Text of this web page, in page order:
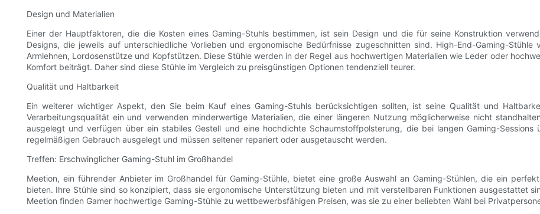
Design und Materialien
Einer der Hauptfaktoren, die die Kosten eines Gaming-Stuhls bestimmen, ist sein Design und die für seine Konstruktion
Designs, die jeweils auf unterschiedliche Vorlieben und ergonomische Bedürfnisse zugeschnitten sind. High-End-Gaming-
Armlehnen, Lordosenstütze und Kopfstützen. Diese Stühle werden in der Regel aus hochwertigen Materialien wie Leder oder
Komfort beiträgt. Daher sind diese Stühle im Vergleich zu preisgünstigen Optionen tendenziell teurer.
Qualität und Haltbarkeit
Ein weiterer wichtiger Aspekt, den Sie beim Kauf eines Gaming-Stuhls berücksichtigen sollten, ist seine Qualität und
Verarbeitungsqualität ein und verwenden minderwertige Materialien, die einer längeren Nutzung möglicherweise nicht
ausgelegt und verfügen über ein stabiles Gestell und eine hochdichte Schaumstoffpolsterung, die bei langen Gaming-
regelmäßigen Gebrauch ausgelegt und müssen seltener repariert oder ausgetauscht werden.
Treffen: Erschwinglicher Gaming-Stuhl im Großhandel
Meetion, ein führender Anbieter im Großhandel für Gaming-Stühle, bietet eine große Auswahl an Gaming-Stühlen, die ein
bieten. Ihre Stühle sind so konzipiert, dass sie ergonomische Unterstützung bieten und mit verstellbaren Funktionen ausgestattet
Meetion finden Gamer hochwertige Gaming-Stühle zu wettbewerbsfähigen Preisen, was sie zu einer beliebten Wahl bei